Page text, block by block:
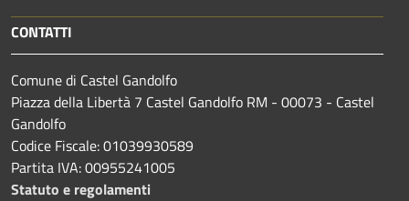
CONTATTI
Comune di Castel Gandolfo
Piazza della Libertà 7 Castel Gandolfo RM - 00073 - Castel
Gandolfo
Codice Fiscale: 01039930589
Partita IVA: 00955241005
Statuto e regolamenti